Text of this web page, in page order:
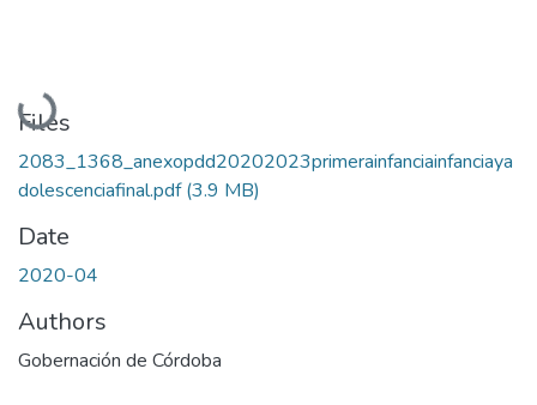
Loading...
Files
2083_1368_anexopdd20202023primerainfanciainfanciaya
dolescenciafinal.pdf(3.9 MB)
Date
2020-04
Authors
Gobernación de Córdoba